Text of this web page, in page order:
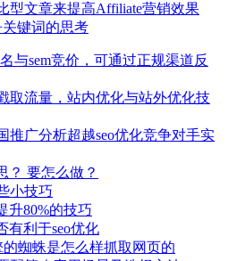
型文章来提高Affiliate营销效果
键词的思考
与sem竞价，可通过正规渠道反
取流量，站内优化与站外优化技
推广分析超越seo优化竞争对手实
？ 要怎么做？
小技巧
升80%的技巧
有利于seo优化
的蜘蛛是怎么样抓取网页的